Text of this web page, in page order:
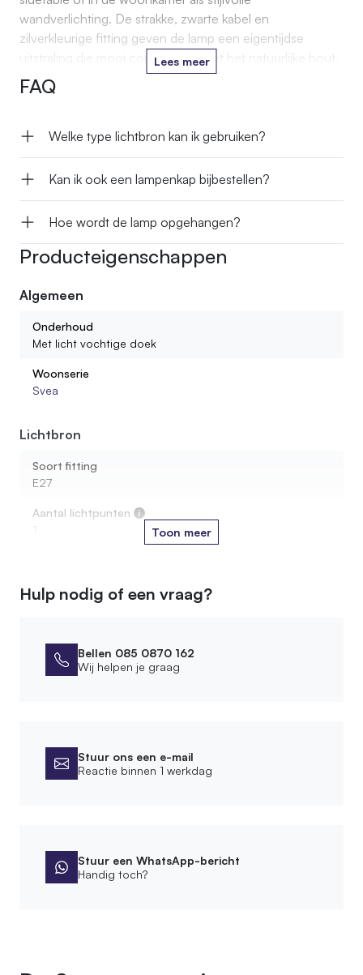
wandverlichting. De strakke, zwarte kabel en
zilverkleurige fitting geven de lamp een eigentijdse
uitstraling die mooi contrasteert met het natuurlijke hout.
Lees meer
FAQ
Welke type lichtbron kan ik gebruiken?
Kan ik ook een lampenkap bijbestellen?
Hoe wordt de lamp opgehangen?
Producteigenschappen
Algemeen
Onderhoud
Met licht vochtige doek
Woonserie
Svea
Lichtbron
Soort fitting
E27
Aantal lichtpunten
1
Houtsoort stam
Kleur oliebehandeling
5. White wash
Bevestigingsmateriaal meegeleverd
Wandmontage
Toon meer
Hulp nodig of een vraag?
Bellen 085 0870 162
Wij helpen je graag
Stuur ons een e-mail
Reactie binnen 1 werkdag
Stuur een WhatsApp-bericht
Handig toch?